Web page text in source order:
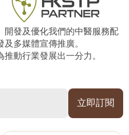
開發及優化我們的中醫服務配
多媒體宣傳推廣。
動行業發展出一分力。